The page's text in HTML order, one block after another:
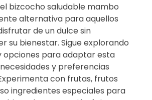
bizcocho saludable mambo
alternativa para aquellos
de un dulce sin
su bienestar. Sigue explorando
opciones para adaptar esta
y preferencias
con frutas, frutos
ingredientes especiales para